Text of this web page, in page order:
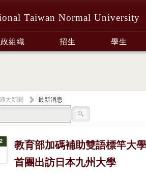
Taiwan Normal University
組織 招生 學生
師大新聞
最新消息
教育部加碼補助雙語標竿大
首團出訪日本九州大學